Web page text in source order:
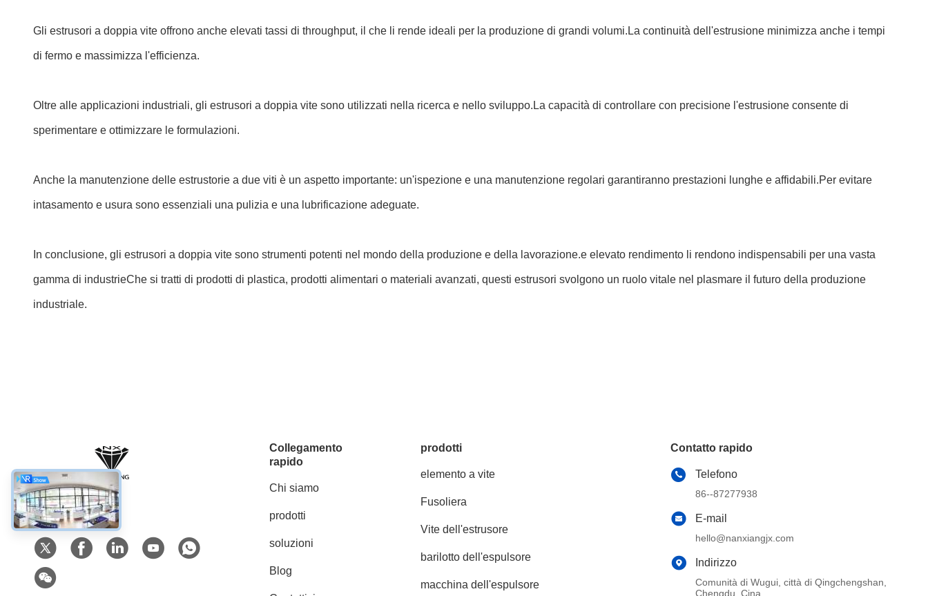
Gli estrusori a doppia vite offrono anche elevati tassi di throughput, il che li rende ideali per la produzione di grandi volumi.La continuità dell'estrusione minimizza anche i tempi
di fermo e massimizza l'efficienza.
Oltre alle applicazioni industriali, gli estrusori a doppia vite sono utilizzati nella ricerca e nello sviluppo.La capacità di controllare con precisione l'estrusione consente di
sperimentare e ottimizzare le formulazioni.
Anche la manutenzione delle estrustorie a due viti è un aspetto importante: un'ispezione e una manutenzione regolari garantiranno prestazioni lunghe e affidabili.Per evitare
intasamento e usura sono essenziali una pulizia e una lubrificazione adeguate.
In conclusione, gli estrusori a doppia vite sono strumenti potenti nel mondo della produzione e della lavorazione.e elevato rendimento li rendono indispensabili per una vasta
gamma di industrieChe si tratti di prodotti di plastica, prodotti alimentari o materiali avanzati, questi estrusori svolgono un ruolo vitale nel plasmare il futuro della produzione
industriale.
Mezzi sociali
Collegamento
rapido
Chi siamo
prodotti
soluzioni
Blog
prodotti
elemento a vite
Fusoliera
Vite dell'estrusore
barilotto dell'espulsore
macchina dell'espulsore
Contatto rapido
Telefono
86--87277938
E-mail
hello@nanxiangjx.com
Indirizzo
Comunità di Wugui, città di Qingchengshan,
Chengdu, Cina.